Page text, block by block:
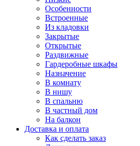
Особенности
Встроенные
Из кладовки
Закрытые
Открытые
Раздвижные
Гардеробные шкафы
Назначение
В комнату
В нишу
В спальню
В частный дом
На балкон
Доставка и оплата
Как сделать заказ